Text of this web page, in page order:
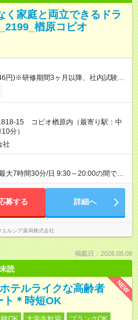
く家庭と両立できるドラ
楢原コピオ
円)※研修期間3ヶ月以降、社内試験に
験合格後、時給＋50～100円の昇給あ
、給与は本採用時と同じです。
15 コピオ楢原内（最寄り駅：中
分）
社
大7時間30分/日 9:30～20:00の間で1
の勤務 ※シフトの相談可能 ※調剤事務
募する 詳細へ
エルシア薬局株式会社
掲載日：2026.08.08
未読
NEW
テルライクな高齢者
ト＊時短OK